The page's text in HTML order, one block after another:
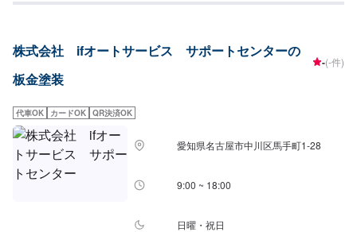
株式会社 ifオートサービス サポートセンターの
板金塗装
-(-件)
代車OK カードOK QR決済OK
愛知県名古屋市中川区馬手町1-28
9:00 ~ 18:00
日曜・祝日